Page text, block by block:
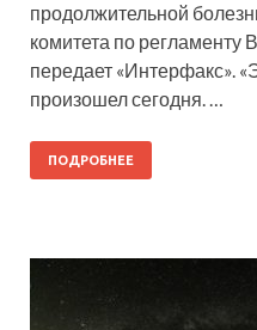
продолжительной
комитета по регламенту
передает «Интерфакс».
произошел сегодня. …
ПОДРОБНЕЕ